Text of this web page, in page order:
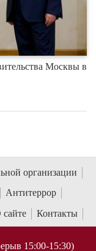
Москвы в
организации
Антитеррор
Контакты
15:00-15:30)